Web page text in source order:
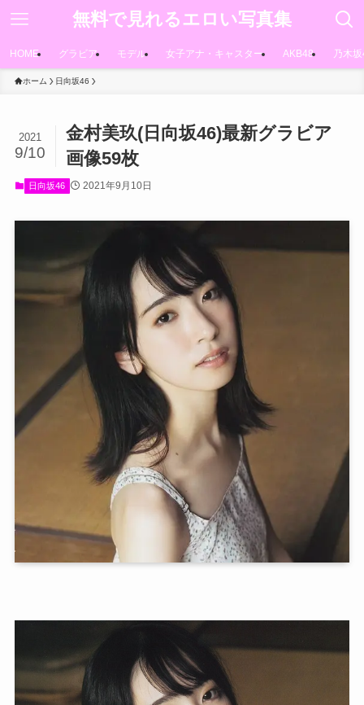
無料で見れるエロい写真集
HOME グラビア モデル 女子アナ・キャスター AKB48 乃木
ホーム 日向坂46
金村美玖(日向坂46)最新グラビア
画像59枚
2021
9/10
日向坂46 2021年9月10日